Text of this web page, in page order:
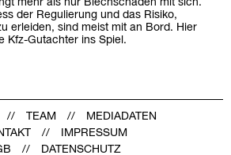
mehr als nur Blechschäden mit sich.
der Regulierung und das Risiko,
erleiden, sind meist mit an Bord. Hier
Kfz-Gutachter ins Spiel.
TEAM
MEDIADATEN
IMPRESSUM
DATENSCHUTZ